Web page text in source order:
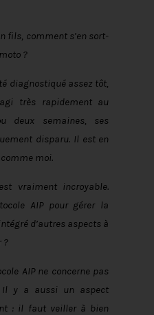
fils, comment s’en sort-
?
diagnostiqué assez tôt,
très rapidement au
deux semaines, ses
disparu. Il est en
moi.
vraiment incroyable.
AIP pour gérer la
d’autres aspects à
?
AIP ne concerne pas
Il y a aussi un aspect
: il faut veiller à bien